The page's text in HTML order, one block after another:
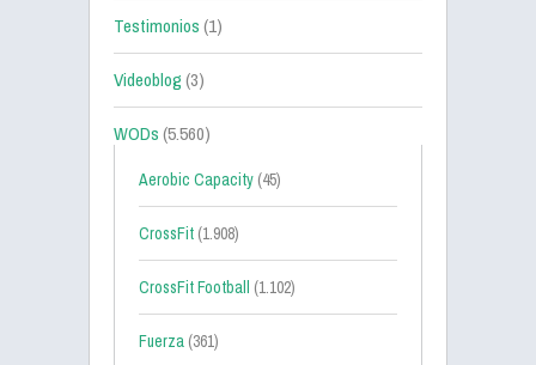
Testimonios(1)
Videoblog(3)
WODs(5.560)
Aerobic Capacity (45)
CrossFit (1.908)
CrossFit Football (1.102)
Fuerza (361)